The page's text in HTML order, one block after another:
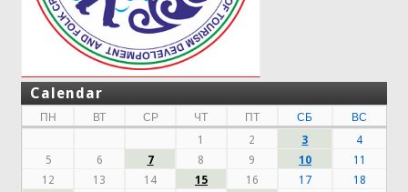
Calendar
ПН ВТ СР ЧТ ПТ СБ
ВС
1
2 3
4
5
6 7 8 9 10
11
12
13 14 15 16 17
18